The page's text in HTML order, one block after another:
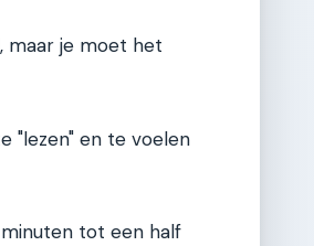
maar je moet het
"lezen" en te voelen
tot een half